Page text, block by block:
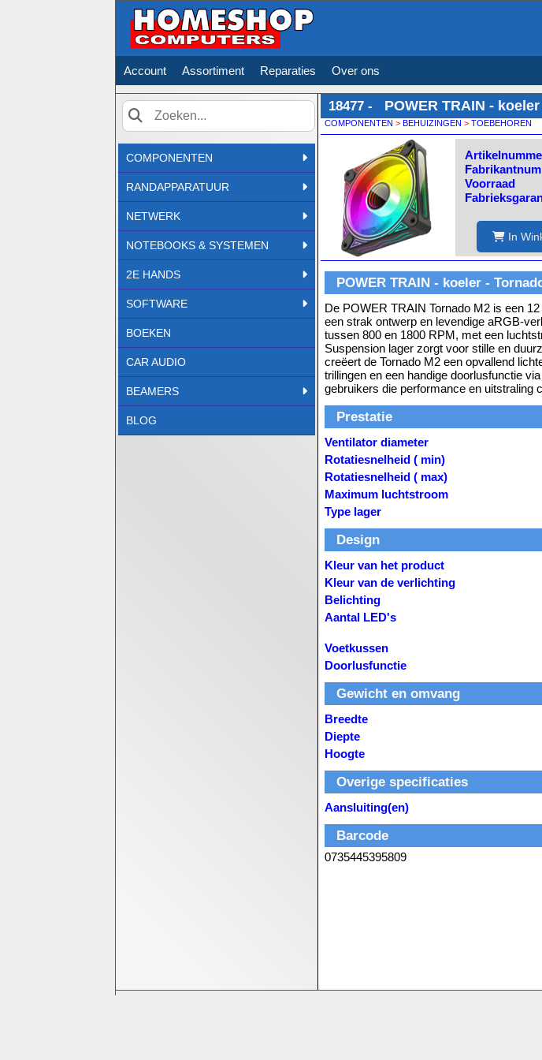
Account Assortiment Reparaties Over ons
Zoek
COMPONENTEN
RANDAPPARATUUR
NETWERK
NOTEBOOKS & SYSTEMEN
2E HANDS
SOFTWARE
BOEKEN
CAR AUDIO
BEAMERS
BLOG
18477 - POWER TRAIN -
COMPONENTEN > BEHUIZINGEN > TOEBEHOREN
Voorraad
In
POWER TRAIN - koeler -
De POWER TRAIN Tornado M2 is een
een strak ontwerp en levendige aRGB-
tussen 800 en 1800 RPM, met een
Suspension lager zorgt voor stille en
creëert de Tornado M2 een opvallend
trillingen en een handige doorlusfunctie
gebruikers die performance en uitstraling
Prestatie
Ventilator diameter
Rotatiesnelheid ( min)
Rotatiesnelheid ( max)
Maximum luchtstroom
Type lager
Design
Kleur van het product
Kleur van de verlichting
Belichting
Aantal LED's
Voetkussen
Doorlusfunctie
Gewicht en omvang
Breedte
Diepte
Hoogte
Overige specificaties
Aansluiting(en)
Barcode
0735445395809